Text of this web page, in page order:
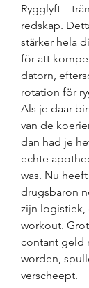
Rygglyft –
redskap.
stärker hela
för att
datorn,
rotation för
Als je daar
van de
dan had je
echte
was. Nu
drugsbaron
zijn logistiek,
workout.
contant geld
worden,
verscheept.